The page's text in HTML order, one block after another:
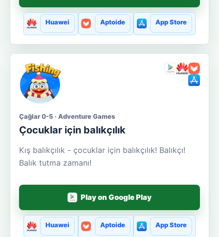
Huawei Aptoide App Store
Çağlar 0-5 · Adventure Games
Çocuklar için balıkçılık
Kış balıkçılık - çocuklar için balıkçılık! Balıkçı!
Balık tutma zamanı!
Play on Google Play
Huawei Aptoide App Store